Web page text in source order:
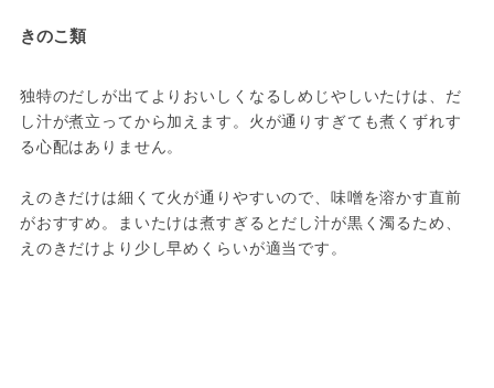
きのこ類
独特のだしが出てよりおいしくなるしめじやしいたけは、だ
し汁が煮立ってから加えます。火が通りすぎても煮くずれす
る心配はありません。
えのきだけは細くて火が通りやすいので、味噌を溶かす直前
がおすすめ。まいたけは煮すぎるとだし汁が黒く濁るため、
えのきだけより少し早めくらいが適当です。